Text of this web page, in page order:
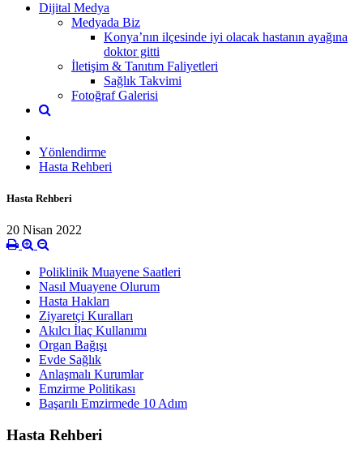
Dijital Medya
Medyada Biz
Konya’nın ilçesinde iyi olacak hastanın ayağına
doktor gitti
İletişim & Tanıtım Faliyetleri
Sağlık Takvimi
Fotoğraf Galerisi
Yönlendirme
Hasta Rehberi
Hasta Rehberi
20 Nisan 2022
Poliklinik Muayene Saatleri
Nasıl Muayene Olurum
Hasta Hakları
Ziyaretçi Kuralları
Akılcı İlaç Kullanımı
Organ Bağışı
Evde Sağlık
Anlaşmalı Kurumlar
Emzirme Politikası
Başarılı Emzirmede 10 Adım
Hasta Rehberi